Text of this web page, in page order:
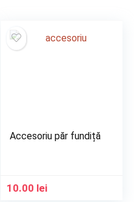
Accesoriu păr fundiță
10.00 lei